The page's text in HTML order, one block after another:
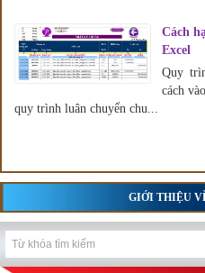
Cách
Excel
Quy
cách
quy trình luân chuyển chu...
GIỚI THIỆU